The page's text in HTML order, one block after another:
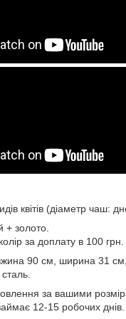
квітів (діаметр чаш:
+ золото.
за доплату в 100 грн.
90 см, ширина 31
за вашими
12-15 робочих днів.